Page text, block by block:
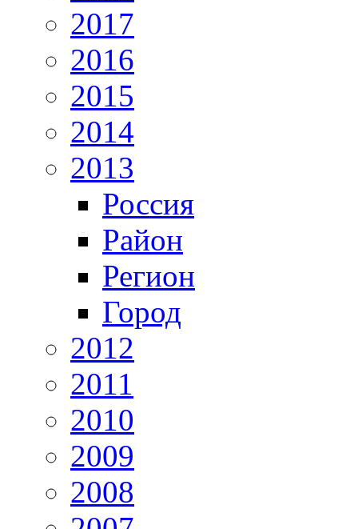
2017
2016
2015
2014
2013
Россия
Район
Регион
Город
2012
2011
2010
2009
2008